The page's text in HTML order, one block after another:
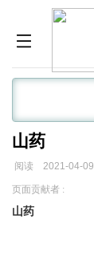
山药
阅读 2021-04-09
跳
导
跳
搜
页面贡献者 :
山药